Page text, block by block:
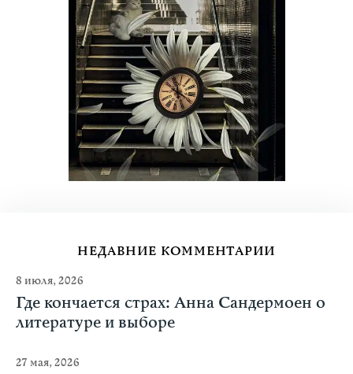
НЕДАВНИЕ КОММЕНТАРИИ
8 июля, 2026
Где кончается страх: Анна Сандермоен о
литературе и выборе
27 мая, 2026